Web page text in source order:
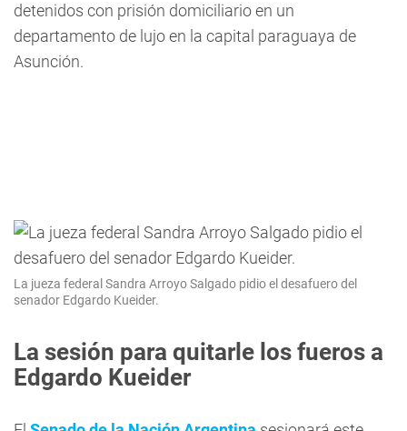
detenidos con prisión domiciliario en un
departamento de lujo en la capital paraguaya de
Asunción.
La jueza federal Sandra Arroyo Salgado pidio el desafuero del
senador Edgardo Kueider.
La sesión para quitarle los fueros a
Edgardo Kueider